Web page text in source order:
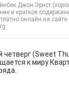
Джон Эрнст
и краткое
онлайн на сайте
четверг (Sweet
к миру